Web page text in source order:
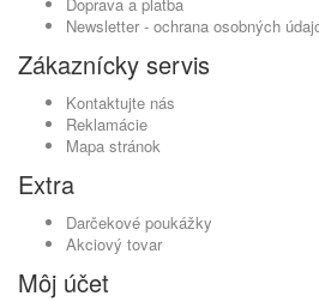
Newsletter - ochrana osobných
Zákaznícky servis
Kontaktujte nás
Reklamácie
Mapa stránok
Extra
Darčekové poukážky
Akciový tovar
Môj účet